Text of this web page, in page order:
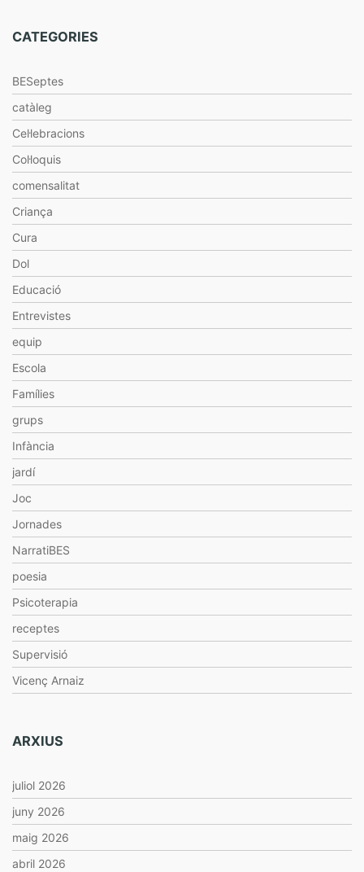
CATEGORIES
BESeptes
catàleg
Cel·lebracions
Col·loquis
comensalitat
Criança
Cura
Dol
Educació
Entrevistes
equip
Escola
Famílies
grups
Infància
jardí
Joc
Jornades
NarratiBES
poesia
Psicoterapia
receptes
Supervisió
Vicenç Arnaiz
ARXIUS
juliol 2026
juny 2026
maig 2026
abril 2026